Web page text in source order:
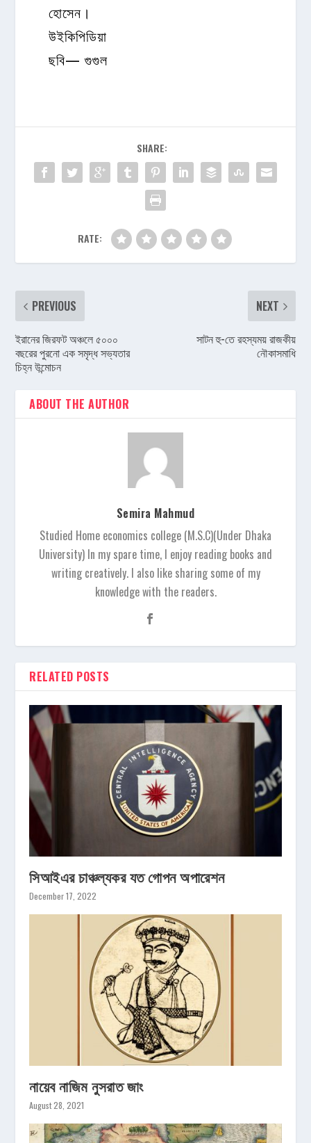
হোসেন।
উইকিপিডিয়া
ছবি— গুগুল
SHARE:
RATE:
PREVIOUS
ইরানের জিরফট অঞ্চলে ৫০০০
বছরের পুরনো এক সমৃদ্ধ সভ্যতার
চিহ্ন উন্মোচন
NEXT
সাটন হু-তে রহস্যময় রাজকীয়
নৌকাসমাধি
ABOUT THE AUTHOR
Semira Mahmud
Studied Home economics college (M.S.C)(Under Dhaka
University) In my spare time, I enjoy reading books and
writing creatively. I also like sharing some of my
knowledge with the readers.
RELATED POSTS
সিআইএর চাঞ্চল্যকর যত গোপন অপারেশন
December 17, 2022
নায়েব নাজিম নুসরাত জাং
August 28, 2021